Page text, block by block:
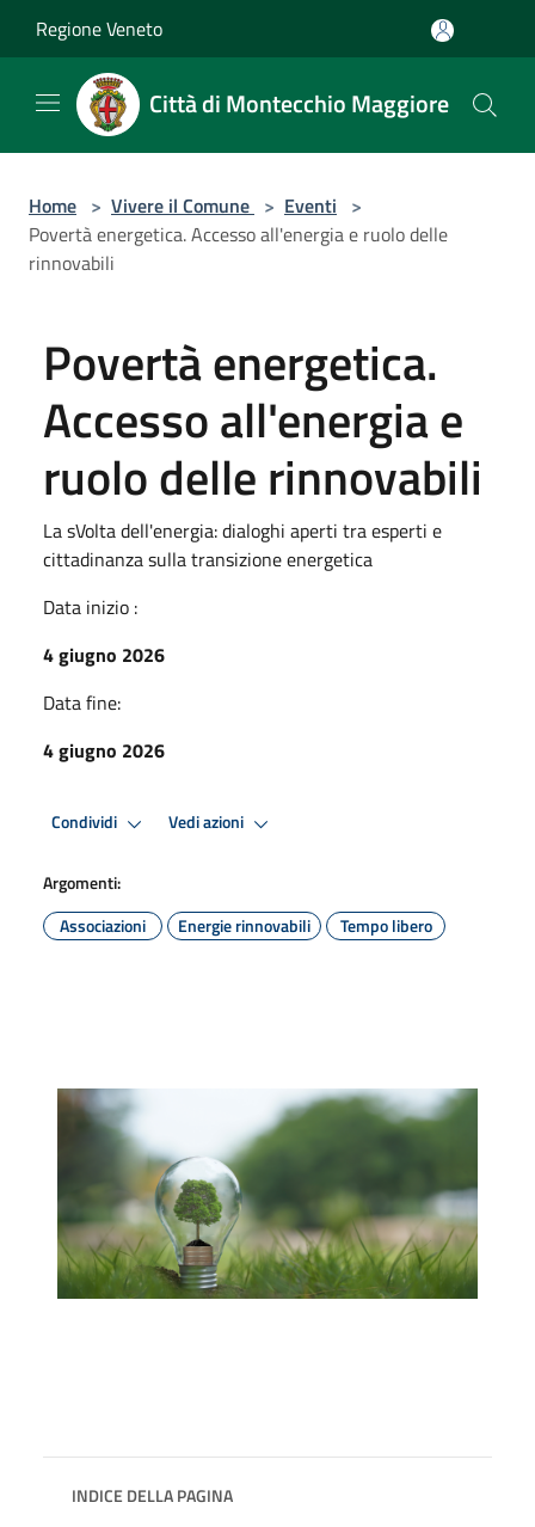
Regione Veneto
Città di Montecchio Maggiore
Home > Vivere il Comune > Eventi >
Povertà energetica. Accesso all'energia e ruolo delle
rinnovabili
Povertà energetica.
Accesso all'energia e
ruolo delle rinnovabili
La sVolta dell'energia: dialoghi aperti tra esperti e
cittadinanza sulla transizione energetica
Data inizio :
4 giugno 2026
Data fine:
4 giugno 2026
Condividi Vedi azioni
Argomenti:
Associazioni
Energie rinnovabili Tempo libero
INDICE DELLA PAGINA